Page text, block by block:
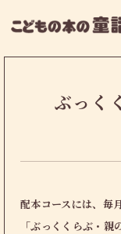
ぶっく
配本コースには、毎
「ぶっくくらぶ・親